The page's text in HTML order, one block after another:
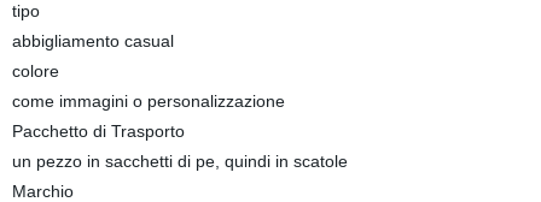
tipo
abbigliamento casual
colore
come immagini o personalizzazione
Pacchetto di Trasporto
un pezzo in sacchetti di pe, quindi in scatole
Marchio